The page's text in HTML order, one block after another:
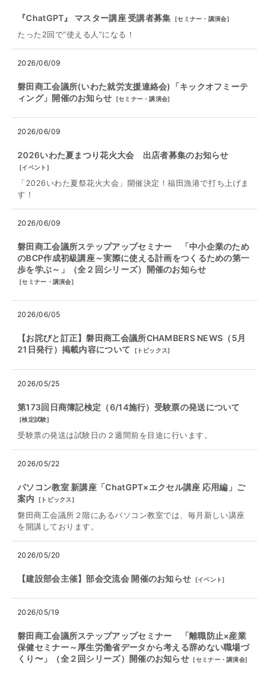
『ChatGPT』 マスター講座 受講者募集 [セミナー・講演会]
たった2回で“使える人”になる！
2026/06/09
磐田商工会議所(いわた就労支援連絡会)「キックオフミーテ
ィング」開催のお知らせ
[セミナー・講演会]
2026/06/09
2026いわた夏まつり花火大会 出店者募集のお知らせ
[イベント ]
「2026いわた夏祭花火大会」開催決定！福田漁港で打ち上げま
す！
2026/06/09
磐田商工会議所ステップアップセミナー 「中小企業のため
のBCP作成初級講座～実際に使える計画をつくるための第一
歩を学ぶ～」（全２回シリーズ）開催のお知らせ
[セミナー・講演会]
2026/06/05
【お詫びと訂正】磐田商工会議所CHAMBERS NEWS（5月
21日発行）掲載内容について
[トピックス]
2026/05/25
第173回日商簿記検定（6/14施行）受験票の発送について
[検定試験]
受験票の発送は試験日の２週間前を目途に行います。
2026/05/22
パソコン教室 新講座「ChatGPT×エクセル講座 応用編」ご
案内
[ トピックス]
磐田商工会議所２階にあるパソコン教室では、毎月新しい講座
を開講しております。
2026/05/20
【建設部会主催】部会交流会 開催のお知らせ [イベント]
2026/05/19
磐田商工会議所ステップアップセミナー 「離職防止×産業
保健セミナー～厚⽣労働省データから考える辞めない職場づ
くり〜」（全２回シリーズ）開催のお知らせ [セミナー・講演会]